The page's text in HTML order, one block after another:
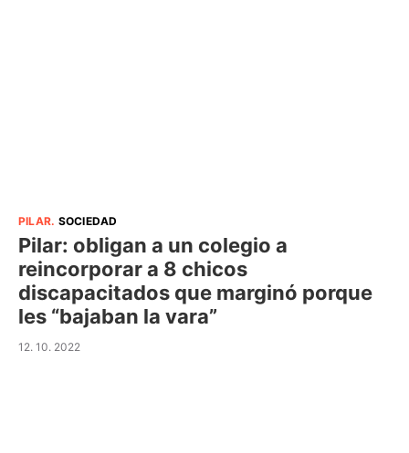
PILAR. SOCIEDAD
Pilar: obligan a un colegio a
reincorporar a 8 chicos
discapacitados que marginó porque
les “bajaban la vara”
12. 10. 2022